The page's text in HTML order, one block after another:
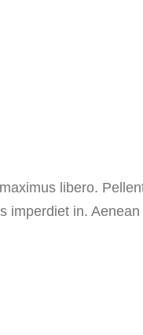
libero.
imperdiet in.